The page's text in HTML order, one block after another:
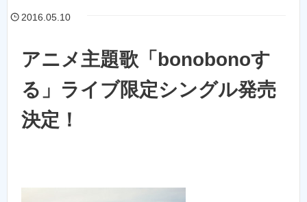
2016.05.10
アニメ主題歌「bonobonoす
る」ライブ限定シングル発売
決定！